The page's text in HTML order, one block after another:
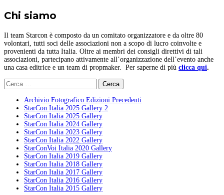
Chi siamo
Il team Starcon è composto da un comitato organizzatore e da oltre 80
volontari, tutti soci delle associazioni non a scopo di lucro coinvolte e
provenienti da tutta Italia. Oltre ai membri dei consigli direttivi di tali
associazioni, partecipano attivamente all’organizzazione dell’evento anche
una casa editrice e un team di propmaker. Per saperne di più clicca qui.
Ricerca
per:
Archivio Fotografico Edizioni Precedenti
StarCon Italia 2025 Gallery 2
StarCon Italia 2025 Gallery
StarCon Italia 2024 Gallery
StarCon Italia 2023 Gallery
StarCon Italia 2022 Gallery
StarConVoi Italia 2020 Gallery
StarCon Italia 2019 Gallery
StarCon Italia 2018 Gallery
StarCon Italia 2017 Gallery
StarCon Italia 2016 Gallery
StarCon Italia 2015 Gallery